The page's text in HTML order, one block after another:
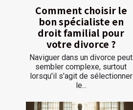
Comment choisir le
bon spécialiste en
droit familial pour
votre divorce ?
Naviguer dans un divorce peut
sembler complexe, surtout
lorsqu'il s'agit de sélectionner
le...